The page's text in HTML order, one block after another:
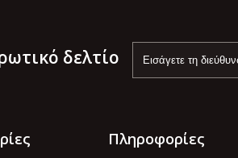
δελτίο
Πληροφορίες